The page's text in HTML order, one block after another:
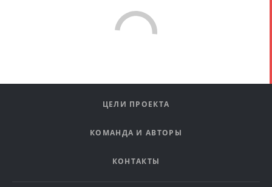
ЦЕЛИ ПРОЕКТА
КОМАНДА И АВТОРЫ
КОНТАКТЫ